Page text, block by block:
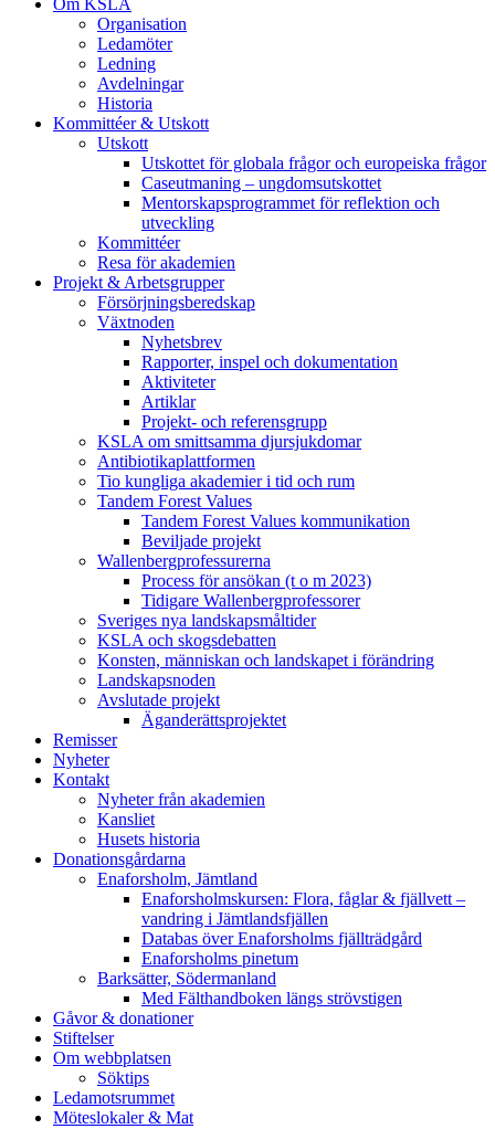
Om KSLA
Organisation
Ledamöter
Ledning
Avdelningar
Historia
Kommittéer & Utskott
Utskott
Utskottet för globala frågor och europeiska frågor
Caseutmaning – ungdomsutskottet
Mentorskapsprogrammet för reflektion och
utveckling
Kommittéer
Resa för akademien
Projekt & Arbetsgrupper
Försörjningsberedskap
Växtnoden
Nyhetsbrev
Rapporter, inspel och dokumentation
Aktiviteter
Artiklar
Projekt- och referensgrupp
KSLA om smittsamma djursjukdomar
Antibiotikaplattformen
Tio kungliga akademier i tid och rum
Tandem Forest Values
Tandem Forest Values kommunikation
Beviljade projekt
Wallenbergprofessurerna
Process för ansökan (t o m 2023)
Tidigare Wallenbergprofessorer
Sveriges nya landskapsmåltider
KSLA och skogsdebatten
Konsten, människan och landskapet i förändring
Landskapsnoden
Avslutade projekt
Äganderättsprojektet
Remisser
Nyheter
Kontakt
Nyheter från akademien
Kansliet
Husets historia
Donationsgårdarna
Enaforsholm, Jämtland
Enaforsholmskursen: Flora, fåglar & fjällvett –
vandring i Jämtlandsfjällen
Databas över Enaforsholms fjällträdgård
Enaforsholms pinetum
Barksätter, Södermanland
Med Fälthandboken längs strövstigen
Gåvor & donationer
Stiftelser
Om webbplatsen
Söktips
Ledamotsrummet
Möteslokaler & Mat